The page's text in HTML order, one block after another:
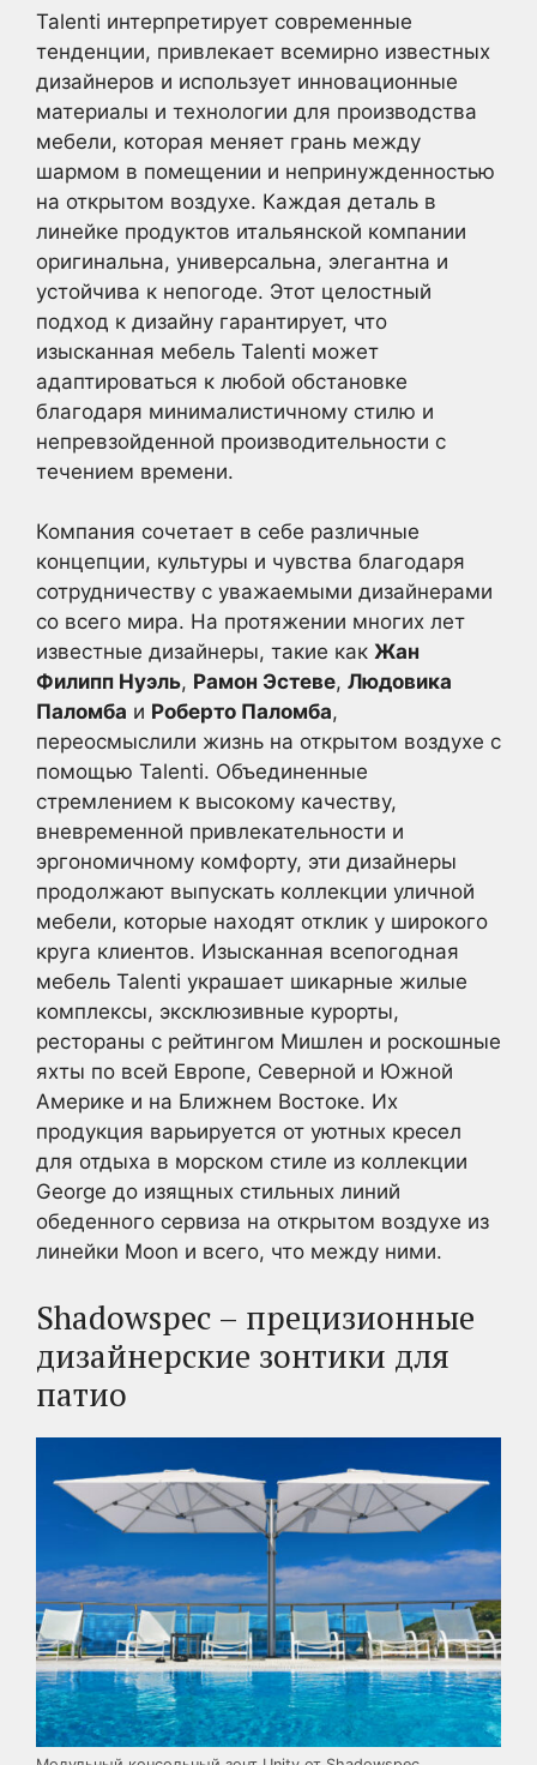
Talenti интерпретирует современные
тенденции, привлекает всемирно известных
дизайнеров и использует инновационные
материалы и технологии для производства
мебели, которая меняет грань между
шармом в помещении и непринужденностью
на открытом воздухе. Каждая деталь в
линейке продуктов итальянской компании
оригинальна, универсальна, элегантна и
устойчива к непогоде. Этот целостный
подход к дизайну гарантирует, что
изысканная мебель Talenti может
адаптироваться к любой обстановке
благодаря минималистичному стилю и
непревзойденной производительности с
течением времени.
Компания сочетает в себе различные
концепции, культуры и чувства благодаря
сотрудничеству с уважаемыми дизайнерами
со всего мира. На протяжении многих лет
известные дизайнеры, такие как Жан
Филипп Нуэль, Рамон Эстеве, Людовика
Паломба и Роберто Паломба,
переосмыслили жизнь на открытом воздухе с
помощью Talenti. Объединенные
стремлением к высокому качеству,
вневременной привлекательности и
эргономичному комфорту, эти дизайнеры
продолжают выпускать коллекции уличной
мебели, которые находят отклик у широкого
круга клиентов. Изысканная всепогодная
мебель Talenti украшает шикарные жилые
комплексы, эксклюзивные курорты,
рестораны с рейтингом Мишлен и роскошные
яхты по всей Европе, Северной и Южной
Америке и на Ближнем Востоке. Их
продукция варьируется от уютных кресел
для отдыха в морском стиле из коллекции
George до изящных стильных линий
обеденного сервиза на открытом воздухе из
линейки Moon и всего, что между ними.
Shadowspec – прецизионные
дизайнерские зонтики для
патио